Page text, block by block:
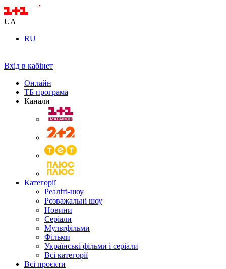
UA
RU
Вхід в кабінет
Онлайн
ТБ програма
Канали
Категорії
Реаліті-шоу
Розважальні шоу
Новини
Серіали
Мультфільми
Фільми
Українські фільми і серіали
Всі категорії
Всі проєкти